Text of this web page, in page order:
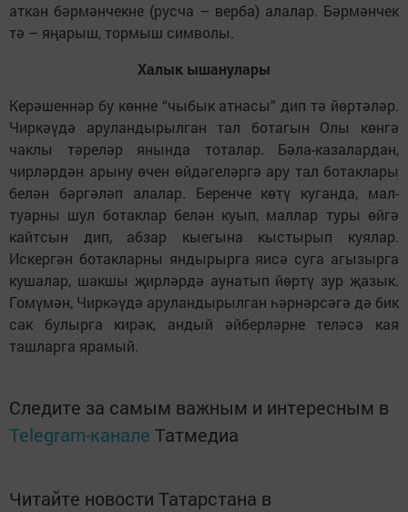
аткан бәрмәнчекне (русча – верба) алалар. Бәрмәнчек
тә – яңарыш, тормыш символы.
Халык ышанулары
Керәшеннәр бу көнне “чыбык атнасы” дип тә йөртәләр.
Чиркәүдә аруландырылган тал ботагын Олы көнгә
чаклы тәреләр янында тоталар. Бәла-казалардан,
чирләрдән арыну өчен өйдәгеләргә ару тал ботаклары
белән бәргәләп алалар. Беренче көтү куганда, мал-
туарны шул ботаклар белән куып, маллар туры өйгә
кайтсын дип, абзар кыегына кыстырып куялар.
Искергән ботакларны яндырырга яисә суга агызырга
кушалар, шакшы җирләрдә аунатып йөртү зур җазык.
Гомүмән, Чиркәүдә аруландырылган һәрнәрсәгә дә бик
сак булырга кирәк, андый әйберләрне теләсә кая
ташларга ярамый.
Следите за самым важным и интересным в
Telegram-канале Татмедиа
Читайте новости Татарстана в